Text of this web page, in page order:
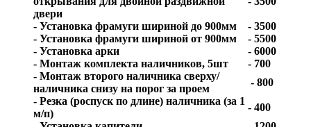
двери
- Установка фрамуги шириной до 900мм
- 3500
- Установка фрамуги шириной от 900мм
- 5500
- Установка арки
- 6000
- Монтаж комплекта наличников, 5шт
- 700
- Монтаж второго наличника сверху/
наличника снизу на порог за проем
- 800
- Резка (роспуск по длине) наличника (за 1
м/п)
- 400